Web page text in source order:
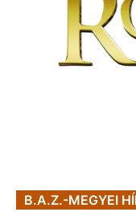
B.A.Z.-MEGYEI